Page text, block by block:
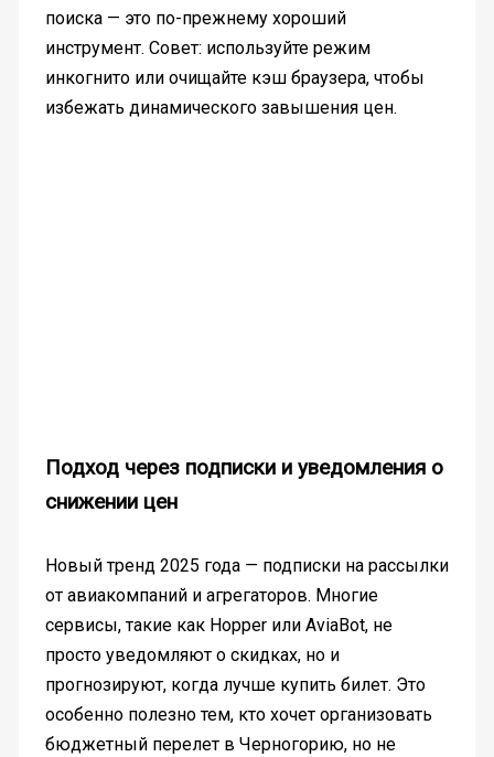
поиска — это по-прежнему хороший
инструмент. Совет: используйте режим
инкогнито или очищайте кэш браузера, чтобы
избежать динамического завышения цен.
Подход через подписки и уведомления о
снижении цен
Новый тренд 2025 года — подписки на рассылки
от авиакомпаний и агрегаторов. Многие
сервисы, такие как Hopper или AviaBot, не
просто уведомляют о скидках, но и
прогнозируют, когда лучше купить билет. Это
особенно полезно тем, кто хочет организовать
бюджетный перелет в Черногорию, но не